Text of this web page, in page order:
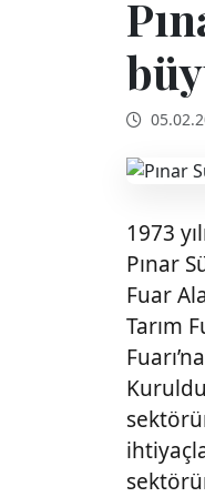
1973
Pınar
Fuar
Tarım